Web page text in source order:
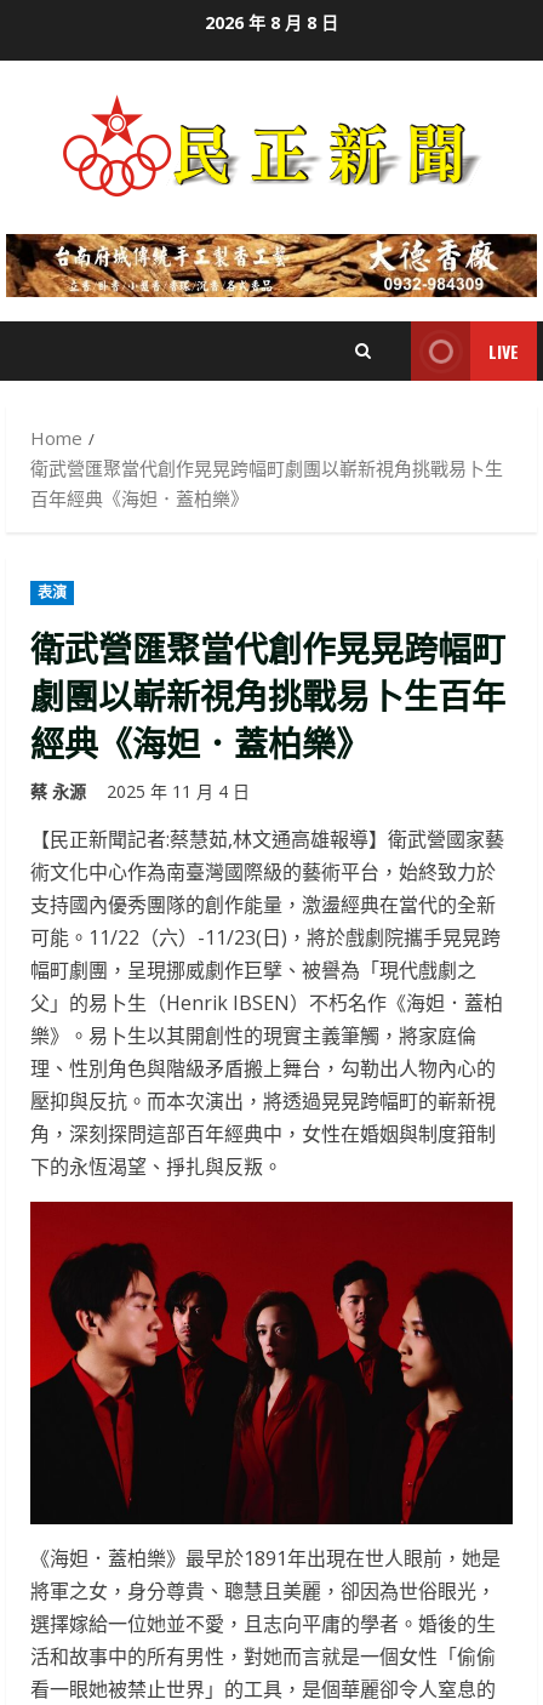
2026 年 8 月 8 日
LIVE
Home
衛武營匯聚當代創作晃晃跨幅町劇團以嶄新視角挑戰易卜生
百年經典《海妲．蓋柏樂》
表演
衛武營匯聚當代創作晃晃跨幅町
劇團以嶄新視角挑戰易卜生百年
經典《海妲．蓋柏樂》
蔡 永源 2025 年 11 月 4 日
【民正新聞記者:蔡慧茹,林文通高雄報導】衛武營國家藝
術文化中心作為南臺灣國際級的藝術平台，始終致力於
支持國內優秀團隊的創作能量，激盪經典在當代的全新
可能。11/22（六）-11/23(日)，將於戲劇院攜手晃晃跨
幅町劇團，呈現挪威劇作巨擘、被譽為「現代戲劇之
父」的易卜生（Henrik IBSEN）不朽名作《海妲．蓋柏
樂》。易卜生以其開創性的現實主義筆觸，將家庭倫
理、性別角色與階級矛盾搬上舞台，勾勒出人物內心的
壓抑與反抗。而本次演出，將透過晃晃跨幅町的嶄新視
角，深刻探問這部百年經典中，女性在婚姻與制度箝制
下的永恆渴望、掙扎與反叛。
《海妲．蓋柏樂》最早於1891年出現在世人眼前，她是
將軍之女，身分尊貴、聰慧且美麗，卻因為世俗眼光，
選擇嫁給一位她並不愛，且志向平庸的學者。婚後的生
活和故事中的所有男性，對她而言就是一個女性「偷偷
看一眼她被禁止世界」的工具，是個華麗卻令人窒息的